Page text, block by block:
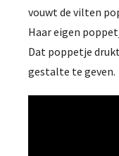
vouwt de vilten
Haar eigen
Dat poppetje
gestalte te geven.